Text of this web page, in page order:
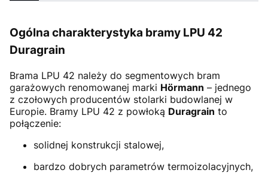
Ogólna charakterystyka bramy LPU 42
Duragrain
Brama LPU 42 należy do segmentowych bram
garażowych renomowanej marki Hörmann – jednego
z czołowych producentów stolarki budowlanej w
Europie. Bramy LPU 42 z powłoką Duragrain to
połączenie:
solidnej konstrukcji stalowej,
bardzo dobrych parametrów termoizolacyjnych,